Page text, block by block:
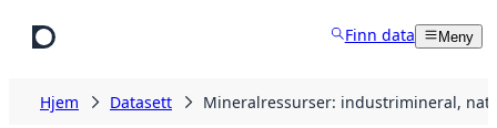
Finn data Meny
Hjem Datasett Mineralressurser: industrimineral,